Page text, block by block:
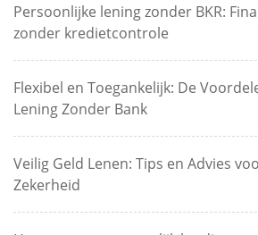
Persoonlijke lening zonder BKR:
zonder kredietcontrole
Flexibel en Toegankelijk: De
Lening Zonder Bank
Veilig Geld Lenen: Tips en Advies
Zekerheid